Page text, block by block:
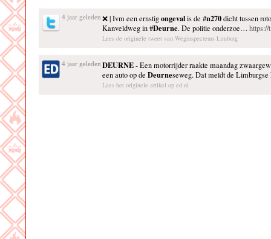
4 jaar geleden ❌ | Ivm een ernstigongevalis de #n270dicht tussen
Kanveldweg in #Deurne. De politie onderzoe…
Lees de originele tweet van Weginspecteurs Limburg
4 jaar geleden DEURNE- Een motorrijder raakte maandag
een auto op de Deurneseweg. Dat meldt de
Lees het originele artikel op ed.nl